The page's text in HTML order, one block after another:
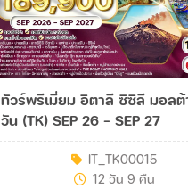
ทัวร์พรีเมี่ยม อิตาลี ซิซิลี มอลต้
วัน (TK) SEP 26 - SEP 27
IT_TK00015
12 วัน 9 คืน